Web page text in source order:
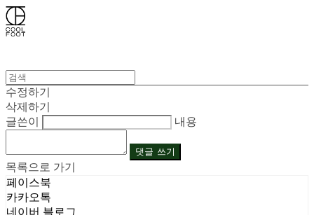
수정하기
삭제하기
글쓴이
내용
댓글 쓰기
목록으로 가기
페이스북
카카오톡
네이버 블로그